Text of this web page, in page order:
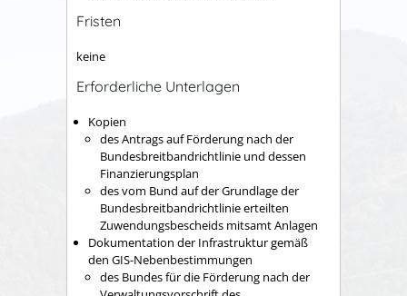
Fristen
keine
Erforderliche Unterlagen
Kopien
des Antrags auf Förderung nach der
Bundesbreitbandrichtlinie und dessen
Finanzierungsplan
des vom Bund auf der Grundlage der
Bundesbreitbandrichtlinie erteilten
Zuwendungsbescheids mitsamt Anlagen
Dokumentation der Infrastruktur gemäß
den GIS-Nebenbestimmungen
des Bundes für die Förderung nach der